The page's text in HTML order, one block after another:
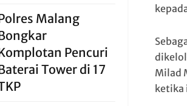
Milad
ketika
Malang
Pencuri
Tower di 17